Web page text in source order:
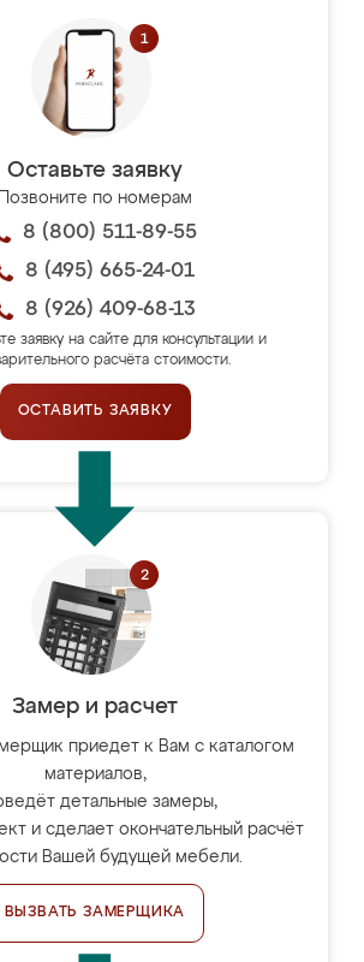
Оставьте заявку
Позвоните по номерам
8 (800) 511-89-55
8 (495) 665-24-01
8 (926) 409-68-13
заявку на сайте для консультации и
расчёта стоимости.
ОСТАВИТЬ ЗАЯВКУ
Замер и расчет
приедет к Вам с каталогом
материалов,
детальные замеры,
и сделает окончательный расчёт
Вашей будущей мебели.
ВЫЗВАТЬ ЗАМЕРЩИКА